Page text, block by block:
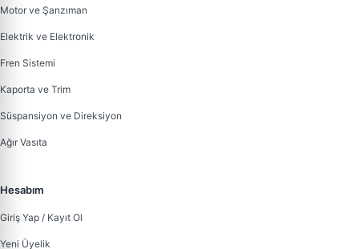
Motor ve Şanzıman
Elektrik ve Elektronik
Fren Sistemi
Kaporta ve Trim
Süspansiyon ve Direksiyon
Ağır Vasıta
Hesabım
Giriş Yap / Kayıt Ol
Yeni Üyelik